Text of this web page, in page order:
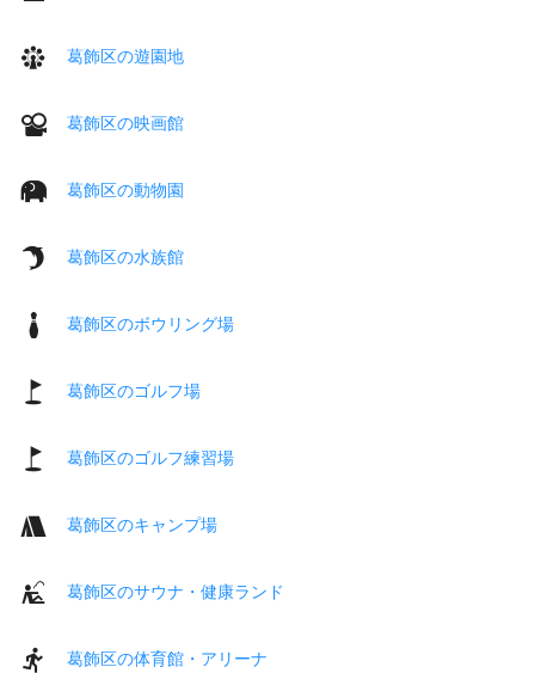
葛飾区の遊園地
葛飾区の映画館
葛飾区の動物園
葛飾区の水族館
葛飾区のボウリング場
葛飾区のゴルフ場
葛飾区のゴルフ練習場
葛飾区のキャンプ場
葛飾区のサウナ・健康ランド
葛飾区の体育館・アリーナ